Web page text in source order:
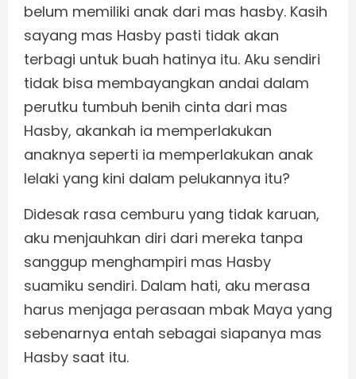
belum memiliki anak dari mas hasby. Kasih
sayang mas Hasby pasti tidak akan
terbagi untuk buah hatinya itu. Aku sendiri
tidak bisa membayangkan andai dalam
perutku tumbuh benih cinta dari mas
Hasby, akankah ia memperlakukan
anaknya seperti ia memperlakukan anak
lelaki yang kini dalam pelukannya itu?
Didesak rasa cemburu yang tidak karuan,
aku menjauhkan diri dari mereka tanpa
sanggup menghampiri mas Hasby
suamiku sendiri. Dalam hati, aku merasa
harus menjaga perasaan mbak Maya yang
sebenarnya entah sebagai siapanya mas
Hasby saat itu.